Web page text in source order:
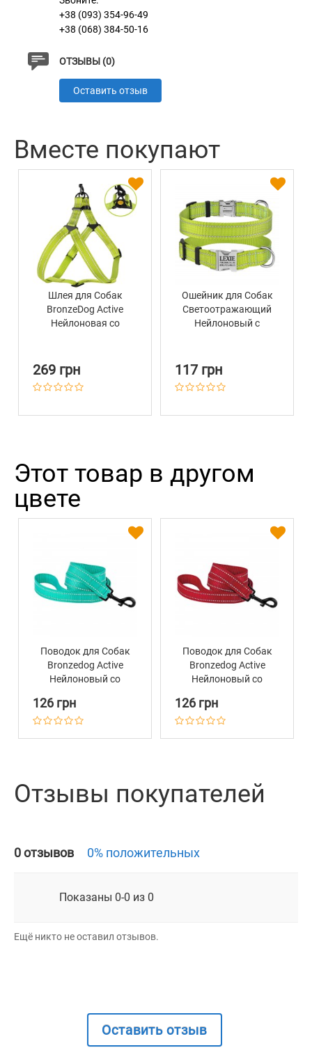
+38 (093) 354-96-49
+38 (068) 384-50-16
ОТЗЫВЫ (0)
Оставить отзыв
Вместе покупают
Шлея для Собак
BronzeDog Active
Нейлоновая со
269 грн
Ошейник для Собак
Светоотражающий
Нейлоновый с
Active Салатовый
117 грн
Этот товар в другом
цвете
Поводок для Собак
Bronzedog Active
Нейлоновый со
Ментоловый
126 грн
Поводок для Собак
Bronzedog Active
Нейлоновый со
Красный
126 грн
Отзывы покупателей
0 отзывов 0% положительных
Показаны 0-0 из 0
Ещё никто не оставил отзывов.
Оставить отзыв